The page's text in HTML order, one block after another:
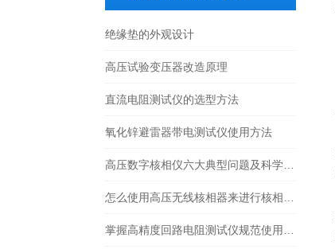
绝缘垫的外观设计
高压试验变压器改造原理
直流电阻测试仪的选型方法
氧化锌避雷器带电测试仪使用方法